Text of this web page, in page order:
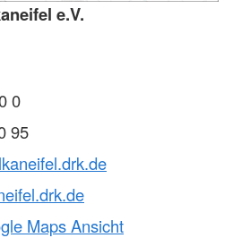
e.V.
0
95
Maps Ansicht